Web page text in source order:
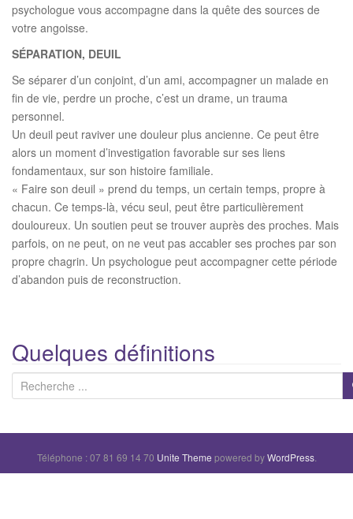
psychologue vous accompagne dans la quête des sources de
votre angoisse.
SÉPARATION, DEUIL
Se séparer d’un conjoint, d’un ami, accompagner un malade en
fin de vie, perdre un proche, c’est un drame, un trauma
personnel.
Un deuil peut raviver une douleur plus ancienne. Ce peut être
alors un moment d’investigation favorable sur ses liens
fondamentaux, sur son histoire familiale.
« Faire son deuil » prend du temps, un certain temps, propre à
chacun. Ce temps-là, vécu seul, peut être particulièrement
douloureux. Un soutien peut se trouver auprès des proches. Mais
parfois, on ne peut, on ne veut pas accabler ses proches par son
propre chagrin. Un psychologue peut accompagner cette période
d’abandon puis de reconstruction.
Quelques définitions
e
Téléphone : 07 81 69 14 70 Unite Theme powered byWordPress.